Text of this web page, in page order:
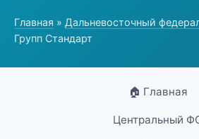
Главная » Дальневосточный
Групп Стандарт
🏠 Главная
Центральный